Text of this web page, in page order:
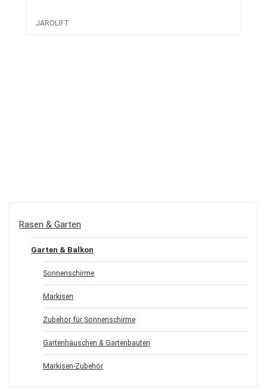
JAROLIFT
Rasen & Garten
Garten & Balkon
Sonnenschirme
Markisen
Zubehör für Sonnenschirme
Gartenhäuschen & Gartenbauten
Markisen-Zubehör